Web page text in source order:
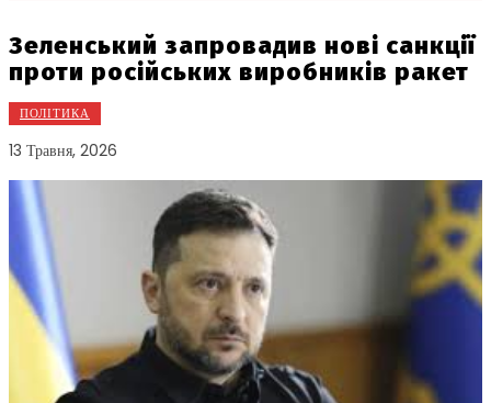
Зеленський запровадив нові санкції
проти російських виробників ракет
ПОЛІТИКА
13 Травня, 2026